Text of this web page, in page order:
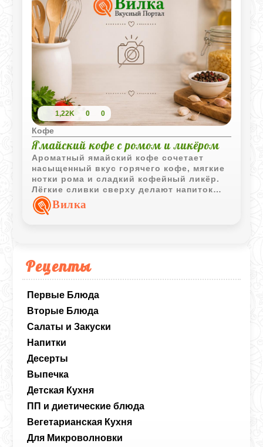
Рецепты
Первые Блюда
Вторые Блюда
Салаты и Закуски
Напитки
Десерты
Выпечка
Детская Кухня
ПП и диетические блюда
Вегетарианская Кухня
Для Микроволновки
1,22K 0 0
Кофе
Ямайский кофе с ромом и ликёром
Ароматный ямайский кофе сочетает
насыщенный вкус горячего кофе, мягкие
нотки рома и сладкий кофейный ликёр.
Лёгкие сливки сверху делают напиток
более бархатистым и подчёркивают его
десертный характер.
Вилка